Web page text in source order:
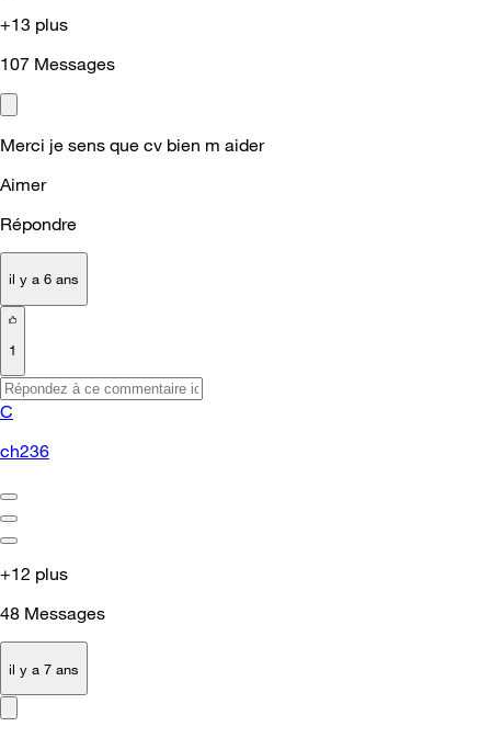
+13 plus
107 Messages
Merci je sens que cv bien m aider
Aimer
Répondre
il y a 6 ans
1
C
ch236
+12 plus
48 Messages
il y a 7 ans